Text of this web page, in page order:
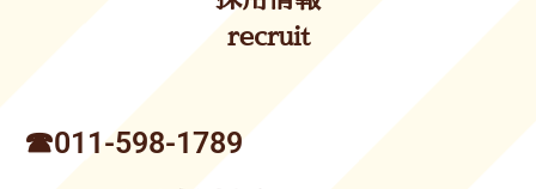
recruit
☎︎011-598-1789